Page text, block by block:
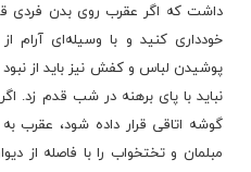
داشت كه اگر عقرب روی بدن فردی
خودداری کنید و با وسیله‌ای آرام
پوشیدن لباس و كفش نیز باید از
نباید با پای برهنه در شب قدم زد.
گوشه اتاقی قرار داده شود، عقرب
مبلمان و تختخواب را با فاصله از